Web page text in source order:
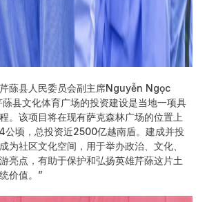
蒢县人民委员会副主席Nguyễn Ngọc
县文化体育广场的投资建设是当地一项具
。该项目将在现有萨克森林广场的位置上
公顷，总投资近2500亿越南盾。建成并投
为社区文化空间，用于举办政治、文化、
亮点，有助于保护和弘扬英雄芹蒢这片土
价值。”